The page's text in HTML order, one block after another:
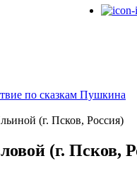
по сказкам Пушкина
(г. Псков, Россия)
(г. Псков,